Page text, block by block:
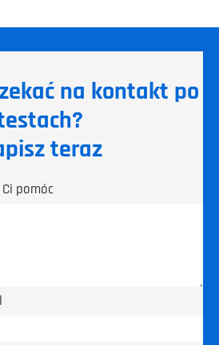
na kontakt po
teraz
pomóc